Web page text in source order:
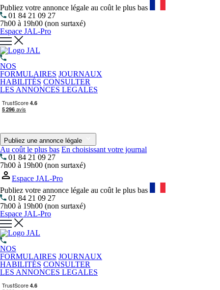
Publiez votre annonce légale au coût le plus bas
01 84 21 09 27
7h00 à 19h00 (non surtaxé)
Espace JAL-Pro
NOS
FORMULAIRES JOURNAUX
HABILITÉS CONSULTER
LES ANNONCES LEGALES
Publiez une annonce légale
Au coût le plus bas En choisissant votre journal
01 84 21 09 27
7h00 à 19h00 (non surtaxé)
Espace JAL-Pro
Publiez votre annonce légale au coût le plus bas
01 84 21 09 27
7h00 à 19h00 (non surtaxé)
Espace JAL-Pro
NOS
FORMULAIRES JOURNAUX
HABILITÉS CONSULTER
LES ANNONCES LEGALES